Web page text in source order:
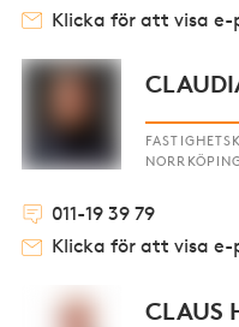
Klicka för att visa e-
011-19 39 79
Klicka för att visa e-
CLAUS